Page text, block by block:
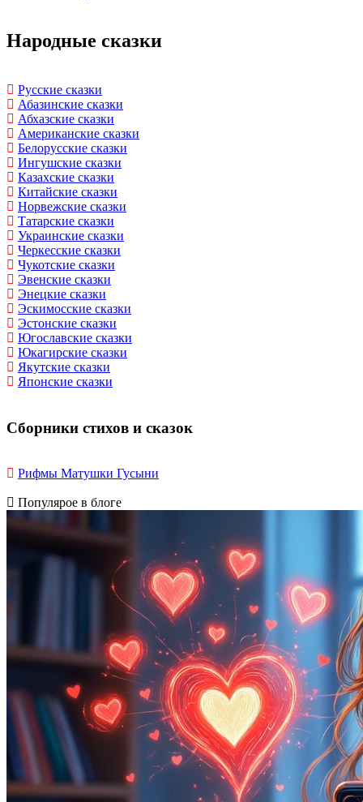
Народные сказки
Русские сказки
Абазинские сказки
Абхазские сказки
Американские сказки
Белорусские сказки
Ингушские сказки
Казахские сказки
Китайские сказки
Норвежские сказки
Татарские сказки
Украинские сказки
Черкесские сказки
Чукотские сказки
Эвенские сказки
Энецкие сказки
Эскимосские сказки
Эстонские сказки
Югославские сказки
Юкагирские сказки
Якутские сказки
Японские сказки
Сборники стихов и сказок
Рифмы Матушки Гусыни
Популярое в блоге